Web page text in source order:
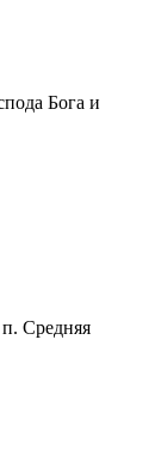
Бога и
Средняя